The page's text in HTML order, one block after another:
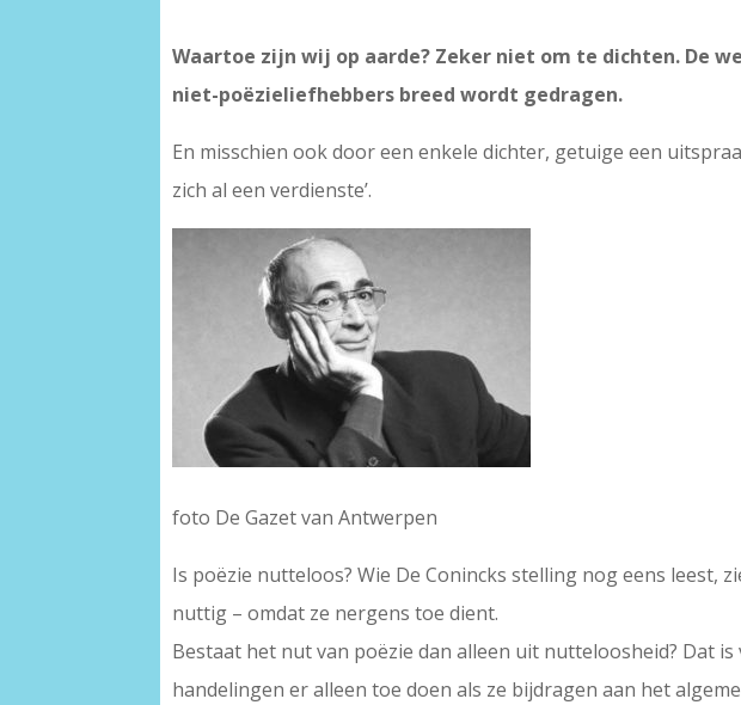
Waartoe zijn wij op aarde? Zeker niet om te dichten. De
niet-poëzieliefhebbers breed wordt gedragen.
En misschien ook door een enkele dichter, getuige een
zich al een verdienste’.
foto De Gazet van Antwerpen
Is poëzie nutteloos? Wie De Conincks stelling nog eens
nuttig – omdat ze nergens toe dient.
Bestaat het nut van poëzie dan alleen uit nutteloosheid? Dat
handelingen er alleen toe doen als ze bijdragen aan het